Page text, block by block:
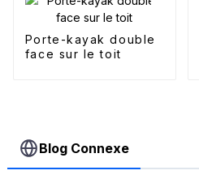
Porte-kayak double
face sur le toit
Blog Connexe